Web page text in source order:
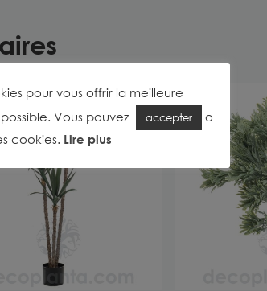
pour vous offrir la meilleure
Vous pouvez
accepter
o
cookies. Lire plus